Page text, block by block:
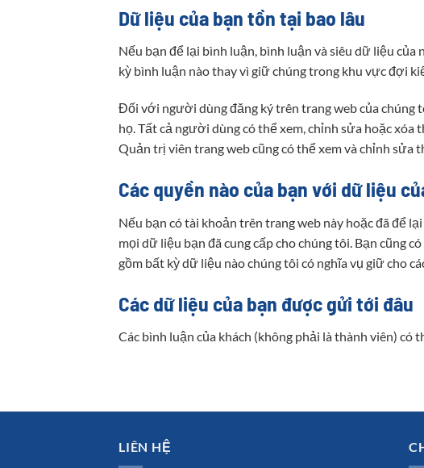
Dữ liệu của bạn tồn tại bao lâu
Nếu bạn để lại bình luận, bình luận và siêu dữ liệu
kỳ bình luận nào thay vì giữ chúng trong khu vực đợi
Đối với người dùng đăng ký trên trang web của chúng
họ. Tất cả người dùng có thể xem, chỉnh sửa hoặc
Quản trị viên trang web cũng có thể xem và chỉnh sửa
Các quyền nào của bạn với dữ liệu
Nếu bạn có tài khoản trên trang web này hoặc đã để
mọi dữ liệu bạn đã cung cấp cho chúng tôi. Bạn cũng
gồm bất kỳ dữ liệu nào chúng tôi có nghĩa vụ giữ cho
Các dữ liệu của bạn được gửi tới đâu
Các bình luận của khách (không phải là thành viên)
LIÊN HỆ